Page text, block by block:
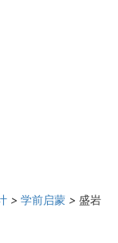
> 学前启蒙 > 盛岩